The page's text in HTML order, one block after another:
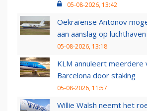
05-08-2026, 13:42
Oekraïense Antonov
aan aanslag op
05-08-2026, 13:18
KLM annuleert meerdere
Barcelona door staking
05-08-2026, 11:57
Willie Walsh neemt het